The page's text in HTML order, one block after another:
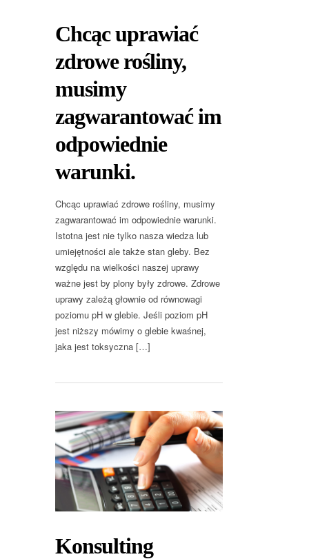
Chcąc uprawiać
zdrowe rośliny,
musimy
zagwarantować im
odpowiednie
warunki.
Chcąc uprawiać zdrowe rośliny, musimy
zagwarantować im odpowiednie warunki.
Istotna jest nie tylko nasza wiedza lub
umiejętności ale także stan gleby. Bez
względu na wielkości naszej uprawy
ważne jest by plony były zdrowe. Zdrowe
uprawy zależą głownie od równowagi
poziomu pH w glebie. Jeśli poziom pH
jest niższy mówimy o glebie kwaśnej,
jaka jest toksyczna […]
Konsulting